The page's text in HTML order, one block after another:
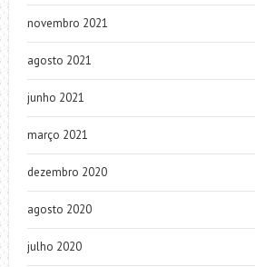
novembro 2021
agosto 2021
junho 2021
março 2021
dezembro 2020
agosto 2020
julho 2020